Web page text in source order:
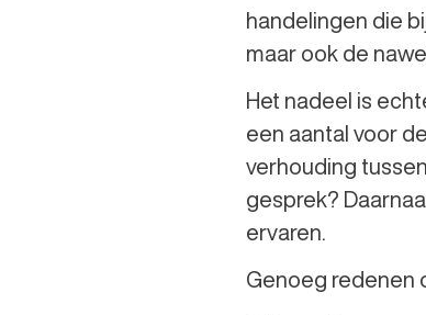
handelingen die
maar ook de
Het nadeel is
een aantal voor
verhouding
gesprek?
ervaren.
Genoeg redenen